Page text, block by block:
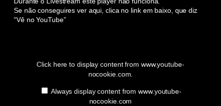
Se não conseguires ver aqui, clica no link em baixo, que diz
“Vê no YouTube”
Click here to display content from www.youtube-
nocookie.com.
Always display content from www.youtube-
nocookie.com